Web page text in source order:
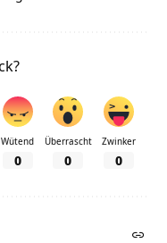
Wütend
0
Überrascht
0
Zwinker
0